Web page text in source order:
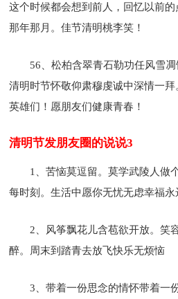
这个时候都会想到前人，回忆以前
那年那月。佳节清明桃李笑！
56、松柏含翠青石勒功任风雪
清明时节怀敬仰肃穆虔诚中深情一
英雄们！愿朋友们健康青春！
清明节发朋友圈的说说3
1、苦恼莫逗留。莫学武陵人做
每时刻。生活中愿你无忧无虑幸福永
2、风筝飘花儿含苞欲开放。笑
醉。周末到踏青去放飞快乐无烦恼
3、带着一份思念的情怀带着一